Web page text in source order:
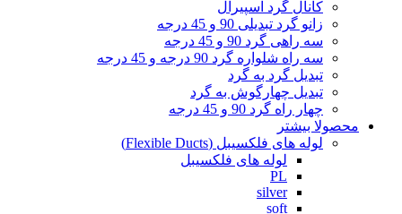
کانال گرد اسپیرال
زانو گرد تبدیلی 90 و 45 درجه
سه راهی گرد 90 و 45 درجه
سه راه شلواره گرد 90 درجه و 45 درجه
تبدیل گرد به گرد
تبدیل چهارگوش به گرد
چهار راه گرد 90 و 45 درجه
محصولا بیشتر
لوله های فلکسیبل (Flexible Ducts)
لوله های فلکسیبل
PL
silver
soft